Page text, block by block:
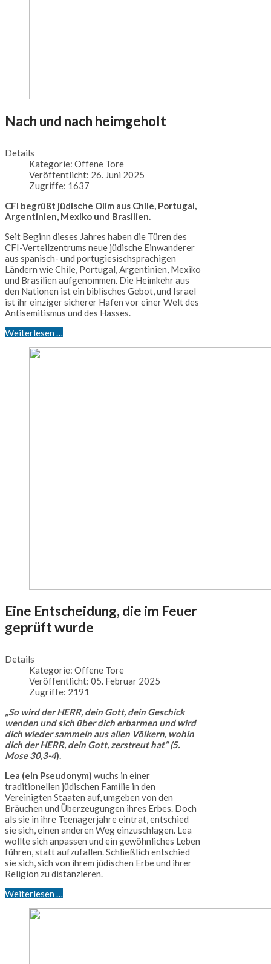
Nach und nach heimgeholt
Details
Kategorie: Offene Tore
Veröffentlicht: 26. Juni 2025
Zugriffe: 1637
CFI begrüßt jüdische Olim aus Chile, Portugal,
Argentinien, Mexiko und Brasilien.
Seit Beginn dieses Jahres haben die Türen des
CFI-Verteilzentrums neue jüdische Einwanderer
aus spanisch- und portugiesischsprachigen
Ländern wie Chile, Portugal, Argentinien, Mexiko
und Brasilien aufgenommen. Die Heimkehr aus
den Nationen ist ein biblisches Gebot, und Israel
ist ihr einziger sicherer Hafen vor einer Welt des
Antisemitismus und des Hasses.
Weiterlesen …
Eine Entscheidung, die im Feuer
geprüft wurde
Details
Kategorie: Offene Tore
Veröffentlicht: 05. Februar 2025
Zugriffe: 2191
„So wird der HERR, dein Gott, dein Geschick
wenden und sich über dich erbarmen und wird
dich wieder sammeln aus allen Völkern, wohin
dich der HERR, dein Gott, zerstreut hat“ (5.
Mose 30,3-4).
Lea (ein Pseudonym) wuchs in einer
traditionellen jüdischen Familie in den
Vereinigten Staaten auf, umgeben von den
Bräuchen und Überzeugungen ihres Erbes. Doch
als sie in ihre Teenagerjahre eintrat, entschied
sie sich, einen anderen Weg einzuschlagen. Lea
wollte sich anpassen und ein gewöhnliches Leben
führen, statt aufzufallen. Schließlich entschied
sie sich, sich von ihrem jüdischen Erbe und ihrer
Religion zu distanzieren.
Weiterlesen …